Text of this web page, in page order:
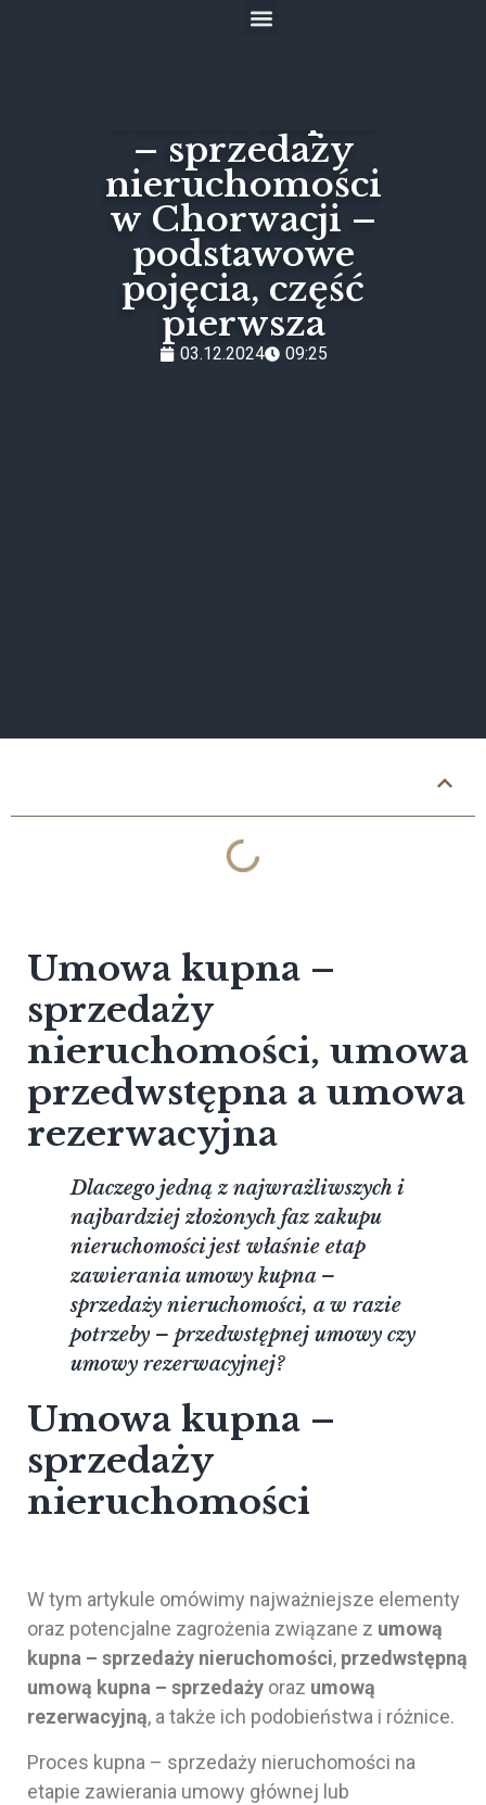
– sprzedaży
nieruchomości
w Chorwacji –
podstawowe
pojęcia, część
pierwsza
03.12.2024 09:25
Umowa kupna –
sprzedaży
nieruchomości, umowa
przedwstępna a umowa
rezerwacyjna
Dlaczego jedną z najwrażliwszych i
najbardziej złożonych faz zakupu
nieruchomości jest właśnie etap
zawierania umowy kupna –
sprzedaży nieruchomości, a w razie
potrzeby – przedwstępnej umowy czy
umowy rezerwacyjnej?
Umowa kupna –
sprzedaży
nieruchomości
W tym artykule omówimy najważniejsze elementy
oraz potencjalne zagrożenia związane z umową
kupna – sprzedaży nieruchomości, przedwstępną
umową kupna – sprzedaży oraz umową
rezerwacyjną, a także ich podobieństwa i różnice.
Proces kupna – sprzedaży nieruchomości na
etapie zawierania umowy głównej lub